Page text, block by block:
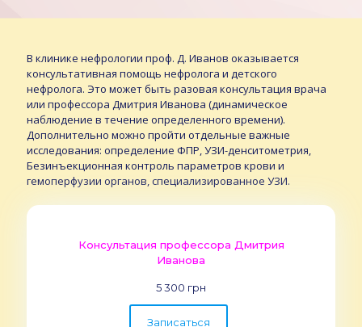
В клинике нефрологии проф. Д. Иванов оказывается
консультативная помощь нефролога и детского
нефролога. Это может быть разовая консультация врача
или профессора Дмитрия Иванова (динамическое
наблюдение в течение определенного времени).
Дополнительно можно пройти отдельные важные
исследования: определение ФПР, УЗИ-денситометрия,
Безинъекционная контроль параметров крови и
гемоперфузии органов, специализированное УЗИ.
Консультация профессора Дмитрия
Иванова
5 300 грн
Записаться